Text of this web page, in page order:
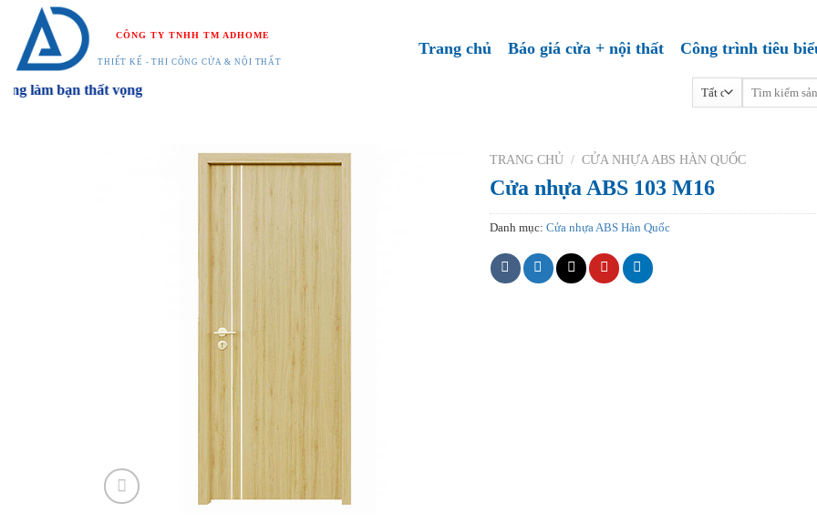
Chuyển
CÔNG TY TNHH TM ADHOME
THIẾT KẾ - THI CÔNG CỬA & NỘI THẤT
Trang chủ Báo giá cửa + nội thất Công trình tiêu
bạn thất vọng
TRANG CHỦ / CỬA NHỰA ABS HÀN QUỐC
Cửa nhựa ABS 103 M16
Danh mục: Cửa nhựa ABS Hàn Quốc